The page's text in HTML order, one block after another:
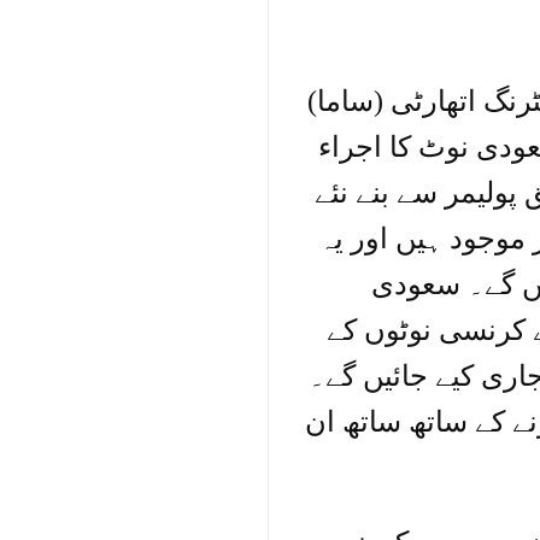
اتھارٹی (ساما)
نوٹ کا اجراء
سے بنے نئے
ہیں اور یہ
گے۔ سعودی
کہنا کہ 5 ریال کے کرنسی نوٹوں کے
کیے جائیں گے۔
کے ساتھ ساتھ ان